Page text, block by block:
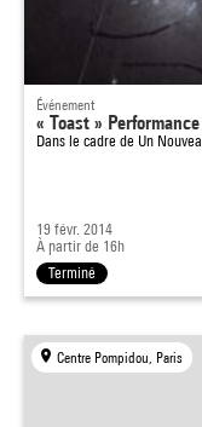
Événement
« Toast »
Dans le cadre de Un
19 févr. 2014
À partir de 16h
Terminé
Centre Pompidou, Paris